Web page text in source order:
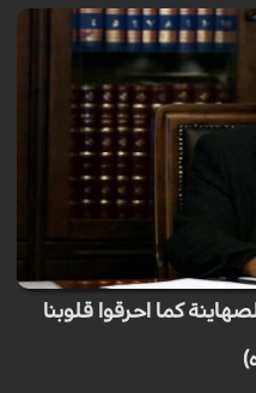
كما احرقوا قلوبنا